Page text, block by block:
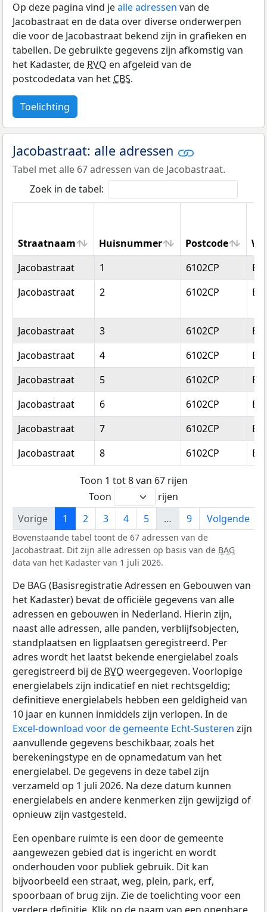
Op deze pagina vind jealle adressen van de
Jacobastraat en de data over diverse onderwerpen
die voor de Jacobastraat bekend zijn in grafieken en
tabellen. De gebruikte gegevens zijn afkomstig van
het Kadaster, deRVO en afgeleid van de
postcodedata van hetCBS.
Toelichting
Jacobastraat: alle adressen
Tabel met alle 67 adressen van de Jacobastraat.
Zoek in de tabel:
Straatnaam Huisnummer Postcode
Straatnaam
Huisnummer Postcode
Jacobastraat 1 6102CP
Jacobastraat
2 6102CP
Jacobastraat 3 6102CP
Jacobastraat
4 6102CP
Jacobastraat
5 6102CP
Jacobastraat
6 6102CP
Jacobastraat
7 6102CP
Jacobastraat
8 6102CP
Toon 1 tot 8 van 67 rijen
Toon
rijen
Vorige
1 2 3 4 5 … 9 Volgende
Bovenstaande tabel toont de 67 adressen van de
Jacobastraat. Dit zijn alle adressen op basis van de BAG
data van het Kadaster van 1 juli 2026.
De BAG (Basisregistratie Adressen en Gebouwen van
het Kadaster) bevat de officiële gegevens van alle
adressen en gebouwen in Nederland. Hierin zijn,
naast alle adressen, alle panden, verblijfsobjecten,
standplaatsen en ligplaatsen geregistreerd. Per
adres wordt het laatst bekende energielabel zoals
geregistreerd bij de RVO weergegeven. Voorlopige
energielabels zijn indicatief en niet rechtsgeldig;
definitieve energielabels hebben een geldigheid van
10 jaar en kunnen inmiddels zijn verlopen. In de
Excel-download voor de gemeente Echt-Susteren zijn
aanvullende gegevens beschikbaar, zoals het
berekeningstype en de opnamedatum van het
energielabel. De gegevens in deze tabel zijn
verzameld op 1 juli 2026. Na deze datum kunnen
energielabels en andere kenmerken zijn gewijzigd of
opnieuw zijn vastgesteld.
Een openbare ruimte is een door de gemeente
aangewezen gebied dat is ingericht en wordt
onderhouden voor publiek gebruik. Dit kan
bijvoorbeeld een straat, weg, plein, park, erf,
spoorbaan of brug zijn. Zie de toelichting voor een